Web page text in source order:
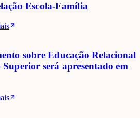
Escola-Família
sobre Educação Relacional
será apresentado em